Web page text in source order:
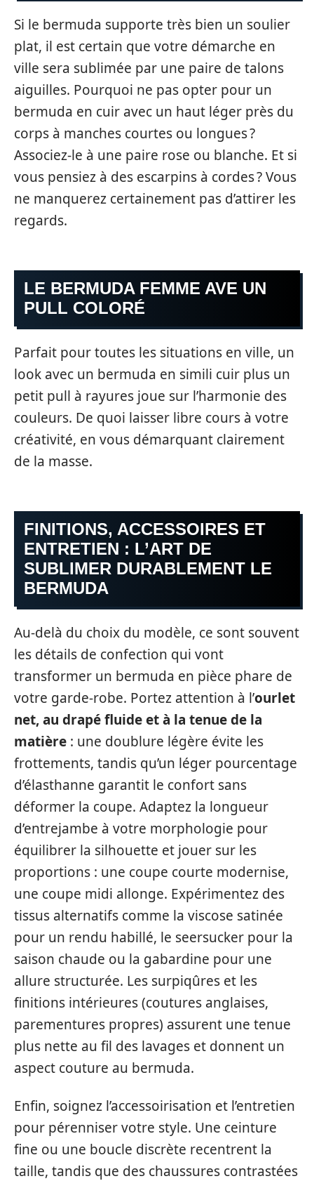
Si le bermuda supporte très bien un soulier
plat, il est certain que votre démarche en
ville sera sublimée par une paire de talons
aiguilles. Pourquoi ne pas opter pour un
bermuda en cuir avec un haut léger près du
corps à manches courtes ou longues ?
Associez-le à une paire rose ou blanche. Et si
vous pensiez à des escarpins à cordes ? Vous
ne manquerez certainement pas d’attirer les
regards.
LE BERMUDA FEMME AVE UN
PULL COLORÉ
Parfait pour toutes les situations en ville, un
look avec un bermuda en simili cuir plus un
petit pull à rayures joue sur l’harmonie des
couleurs. De quoi laisser libre cours à votre
créativité, en vous démarquant clairement
de la masse.
FINITIONS, ACCESSOIRES ET
ENTRETIEN : L’ART DE
SUBLIMER DURABLEMENT LE
BERMUDA
Au-delà du choix du modèle, ce sont souvent
les détails de confection qui vont
transformer un bermuda en pièce phare de
votre garde-robe. Portez attention à l’ourlet
net, au drapé fluide et à la tenue de la
matière : une doublure légère évite les
frottements, tandis qu’un léger pourcentage
d’élasthanne garantit le confort sans
déformer la coupe. Adaptez la longueur
d’entrejambe à votre morphologie pour
équilibrer la silhouette et jouer sur les
proportions : une coupe courte modernise,
une coupe midi allonge. Expérimentez des
tissus alternatifs comme la viscose satinée
pour un rendu habillé, le seersucker pour la
saison chaude ou la gabardine pour une
allure structurée. Les surpiqûres et les
finitions intérieures (coutures anglaises,
parementures propres) assurent une tenue
plus nette au fil des lavages et donnent un
aspect couture au bermuda.
Enfin, soignez l’accessoirisation et l’entretien
pour pérenniser votre style. Une ceinture
fine ou une boucle discrète recentrent la
taille, tandis que des chaussures contrastées